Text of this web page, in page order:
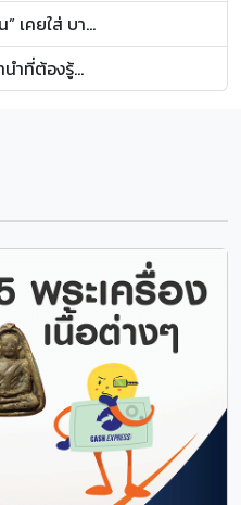
เคยใส่ บา...
ำที่ต้องรู้...